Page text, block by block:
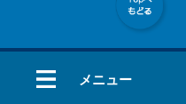
メニュー